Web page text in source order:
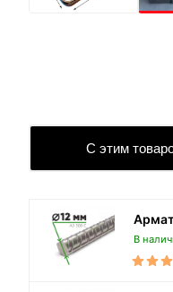
С этим
В